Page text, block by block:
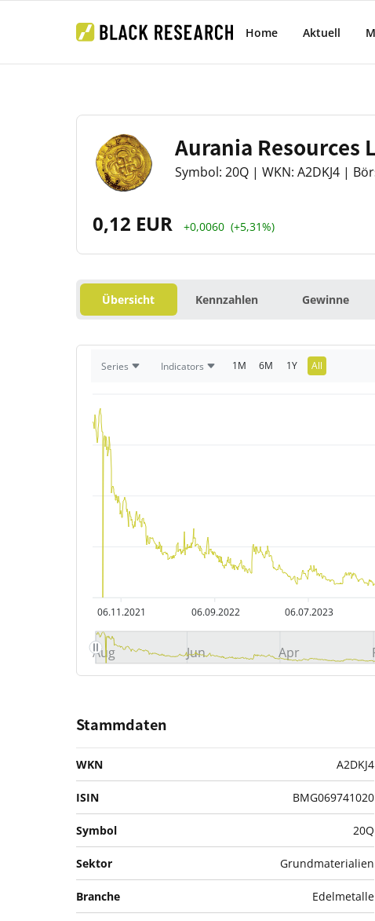
Home Aktuell
Aurania Resources
Symbol: 20Q | WKN: A2DKJ4 |
0,12 EUR +0,0060 (+5,31%)
Übersicht Kennzahlen Gewinne
Series Indicators 1M 6M 1Y All
06.11.2021 06.09.2022 06.07.2023
Aug Jun Apr
Stammdaten
WKN A2DKJ4
ISIN BMG069741020
Symbol 20Q
Sektor Grundmaterialien
Branche Edelmetalle